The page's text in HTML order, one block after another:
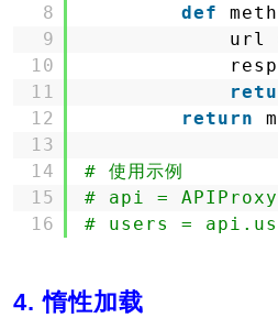
8
9
10
11
12
13
14
15
16
def
url
return
# 使用示例
# api =
# users =
4. 惰性加载